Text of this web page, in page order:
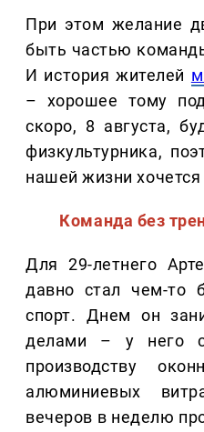
При этом желание
быть частью
И история жителей
– хорошее тому
скоро, 8 августа,
физкультурника,
нашей жизни хочется
Команда без
Для 29-летнего
давно стал чем-то
спорт. Днем он
делами – у него
производству
алюминиевых
вечеров в неделю